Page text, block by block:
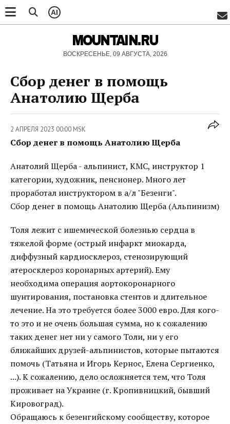
AI
MOUNTAIN.RU
ВОСКРЕСЕНЬЕ, 09 АВГУСТА, 2026
Сбор денег в помощь
Анатолию Щерба
2 АПРЕЛЯ 2023 00:00 MSK
Сбор денег в помощь Анатолию Щерба
Анатолий Щерба - альпинист, КМС, инструктор 1
категории, художник, пенсионер. Много лет
проработал инструктором в а/л "Безенги".
Сбор денег в помощь Анатолию Щерба (Альпинизм)
Толя лежит с ишемической болезнью сердца в
тяжелой форме (острый инфаркт миокарда,
диффузный кардиосклероз, стенозирующий
атеросклероз коронарных артерий). Ему
необходима операция аортокоронарного
шунтирования, постановка стентов и длительное
лечение. На это требуется более 3000 евро. Для кого-
то это и не очень большая сумма, но к сожалению
таких денег нет ни у самого Толи, ни у его
ближайших друзей-альпинистов, которые пытаются
помочь (Татьяна и Игорь Кернос, Елена Сергиенко,
...). К сожалению, дело осложняется тем, что Толя
проживает на Украине (г. Кропивницкий, бывший
Кировоград).
Обращаюсь к безенгийскому сообществу, которое